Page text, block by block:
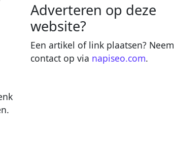
Adverteren op deze
website?
Een artikel of link plaatsen? Neem
contact op via napiseo.com.